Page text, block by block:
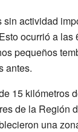
actividad
ocurrió a las
pequeños
antes.
15 kilómetros
de la Región
una